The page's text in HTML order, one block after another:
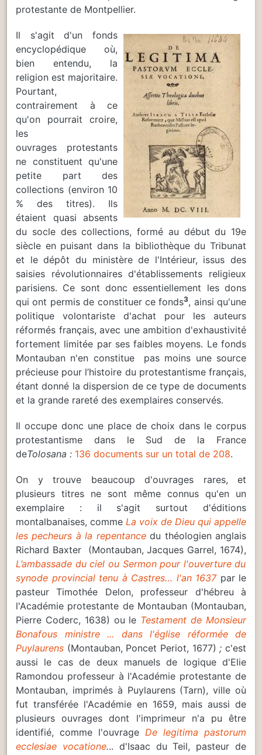
protestante de Montpellier.
Il s'agit d'un fonds
encyclopédique où,
bien entendu, la
religion est majoritaire.
Pourtant,
contrairement à ce
qu'on pourrait croire,
les
ouvrages protestants
ne constituent qu'une
petite part des
collections (environ 10
% des titres). Ils
étaient quasi absents
du socle des collections, formé au début du 19e
siècle en puisant dans la bibliothèque du Tribunat
et le dépôt du ministère de l'Intérieur, issus des
saisies révolutionnaires d'établissements religieux
parisiens. Ce sont donc essentiellement les dons
qui ont permis de constituer ce fonds3, ainsi qu'une
politique volontariste d'achat pour les auteurs
réformés français, avec une ambition d'exhaustivité
fortement limitée par ses faibles moyens. Le fonds
Montauban n'en constitue pas moins une source
précieuse pour l’histoire du protestantisme français,
étant donné la dispersion de ce type de documents
et la grande rareté des exemplaires conservés.
Il occupe donc une place de choix dans le corpus
protestantisme dans le Sud de la France
deTolosana : 136 documents sur un total de 208.
On y trouve beaucoup d'ouvrages rares, et
plusieurs titres ne sont même connus qu'en un
exemplaire : il s'agit surtout d'éditions
montalbanaises, comme La voix de Dieu qui appelle
les pecheurs à la repentance du théologien anglais
Richard Baxter (Montauban, Jacques Garrel, 1674),
L’ambassade du ciel ou Sermon pour l'ouverture du
synode provincial tenu à Castres… l'an 1637par le
pasteur Timothée Delon, professeur d'hébreu à
l'Académie protestante de Montauban (Montauban,
Pierre Coderc, 1638) ou le Testament de Monsieur
Bonafous ministre ... dans l'église réformée de
Puylaurens (Montauban, Poncet Periot, 1677) ;c'est
aussi le cas de deux manuels de logique d'Elie
Ramondou professeur à l'Académie protestante de
Montauban, imprimés à Puylaurens (Tarn), ville où
fut transférée l'Académie en 1659, mais aussi de
plusieurs ouvrages dont l'imprimeur n'a pu être
identifié, comme l'ouvrage De legitima pastorum
ecclesiae vocatione... d'Isaac du Teil, pasteur de